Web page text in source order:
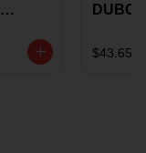
VINO
$43.650